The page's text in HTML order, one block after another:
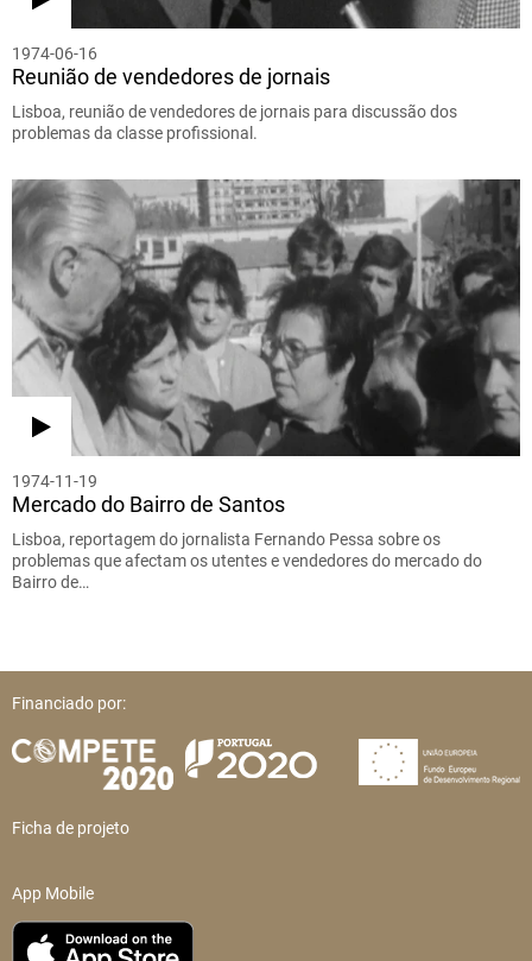
1974-06-16
Reunião de vendedores de jornais
Lisboa, reunião de vendedores de jornais para discussão dos
problemas da classe profissional.
1974-11-19
Mercado do Bairro de Santos
Lisboa, reportagem do jornalista Fernando Pessa sobre os
problemas que afectam os utentes e vendedores do mercado do
Bairro de…
Financiado por:
Ficha de projeto
App Mobile